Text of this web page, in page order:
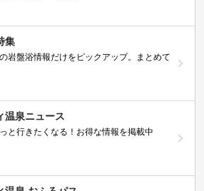
集
岩盤浴情報だけをピックアップ。まとめて
温泉ニュース
と行きたくなる！お得な情報を掲載中